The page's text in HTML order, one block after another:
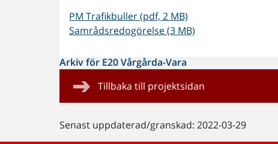
PM Trafikbuller (pdf, 2 MB)
Samrådsredogörelse (3 MB)
Arkiv för E20 Vårgårda-Vara
Tillbaka till projektsidan
Senast uppdaterad/granskad: 2022-03-29